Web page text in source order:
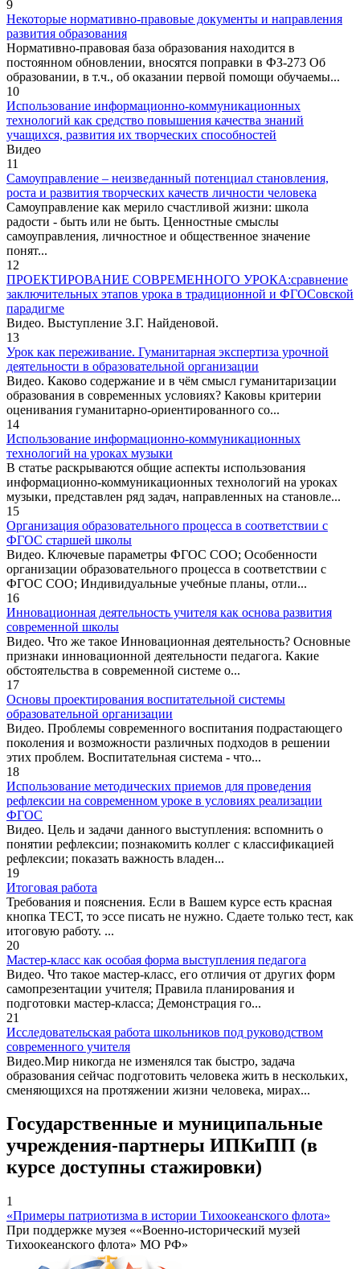
9
Некоторые нормативно-правовые документы и направления
развития образования
Нормативно-правовая база образования находится в
постоянном обновлении, вносятся поправки в ФЗ-273 Об
образовании, в т.ч., об оказании первой помощи обучаемы...
10
Использование информационно-коммуникационных
технологий как средство повышения качества знаний
учащихся, развития их творческих способностей
Видео
11
Самоуправление – неизведанный потенциал становления,
роста и развития творческих качеств личности человека
Самоуправление как мерило счастливой жизни: школа
радости - быть или не быть. Ценностные смыслы
самоуправления, личностное и общественное значение
понят...
12
ПРОЕКТИРОВАНИЕ СОВРЕМЕННОГО УРОКА:сравнение
заключительных этапов урока в традиционной и ФГОСовской
парадигме
Видео. Выступление З.Г. Найденовой.
13
Урок как переживание. Гуманитарная экспертиза урочной
деятельности в образовательной организации
Видео. Каково содержание и в чём смысл гуманитаризации
образования в современных условиях? Каковы критерии
оценивания гуманитарно-ориентированного со...
14
Использование информационно-коммуникационных
технологий на уроках музыки
В статье раскрываются общие аспекты использования
информационно-коммуникационных технологий на уроках
музыки, представлен ряд задач, направленных на становле...
15
Организация образовательного процесса в соответствии с
ФГОС старшей школы
Видео. Ключевые параметры ФГОС СОО; Особенности
организации образовательного процесса в соответствии с
ФГОС СОО; Индивидуальные учебные планы, отли...
16
Инновационная деятельность учителя как основа развития
современной школы
Видео. Что же такое Инновационная деятельность? Основные
признаки инновационной деятельности педагога. Какие
обстоятельства в современной системе о...
17
Основы проектирования воспитательной системы
образовательной организации
Видео. Проблемы современного воспитания подрастающего
поколения и возможности различных подходов в решении
этих проблем. Воспитательная система - что...
18
Использование методических приемов для проведения
рефлексии на современном уроке в условиях реализации
ФГОС
Видео. Цель и задачи данного выступления: вспомнить о
понятии рефлексии; познакомить коллег с классификацией
рефлексии; показать важность владен...
19
Итоговая работа
Требования и пояснения. Если в Вашем курсе есть красная
кнопка ТЕСТ, то эссе писать не нужно. Сдаете только тест, как
итоговую работу. ...
20
Мастер-класс как особая форма выступления педагога
Видео. Что такое мастер-класс, его отличия от других форм
самопрезентации учителя; Правила планирования и
подготовки мастер-класса; Демонстрация го...
21
Исследовательская работа школьников под руководством
современного учителя
Видео.Мир никогда не изменялся так быстро, задача
образования сейчас подготовить человека жить в нескольких,
сменяющихся на протяжении жизни человека, мирах...
Государственные и муниципальные
учреждения-партнеры ИПКиПП (в
курсе доступны стажировки)
1
«Примеры патриотизма в истории Тихоокеанского флота»
При поддержке музея ««Военно-исторический музей
Тихоокеанского флота» МО РФ»